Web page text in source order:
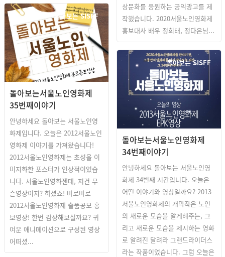
상문화를 응원하는 공익광고를 제
작했습니다. 2020서울노인영화제
홍보대사 배우 정희태, 정다은님...
돌아보는 SISFF
돌아보는서울노인영화제
35번째이야기
안녕하세요 돌아보는 서울노인영
화제입니다. 오늘은 2012서울노인
영화제 이야기를 가져왔습니다!
2012서울노인영화제는 초성을 이
미지화한 포스터가 인상적이었습
니다. 서울노인영화젠데, 저건 무
슨영상이지? 하셨죠! 바로바로
2012서울노인영화제 출품공모 홍
보영상! 한번 감상해보실까요? 귀
여운 애니메이션으로 구성된 영상
어떠셨...
돌아보는 SISFF
돌아보는서울노인영화제
34번째이야기
안녕하세요 돌아보는 서울노인영
화제 34번째 시간입니다. 오늘은
어떤 이야기와 영상일까요? 2013
서울노인영화제의 개막작은 노인
의 새로운 모습을 알게해주는, 그
리고 새로운 모습을 제시하는 영화
로 알려진 달려라 그랜드라이더스
라는 작품이었습니다. 그럼 오늘은